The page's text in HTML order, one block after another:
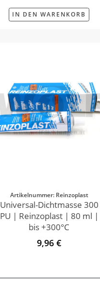
IN DEN WARENKORB
Artikelnummer: Reinzoplast
Universal-Dichtmasse 300
PU | Reinzoplast | 80 ml |
bis +300°C
9,96 €